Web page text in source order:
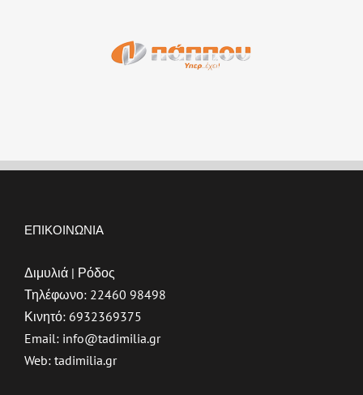
ΕΠΙΚΟΙΝΩΝΙΑ
Διμυλιά | Ρόδος
Τηλέφωνο: 22460 98498
Κινητό: 6932369375
Email: info@tadimilia.gr
Web: tadimilia.gr